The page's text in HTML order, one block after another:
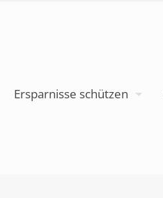
Ersparnisse schützen